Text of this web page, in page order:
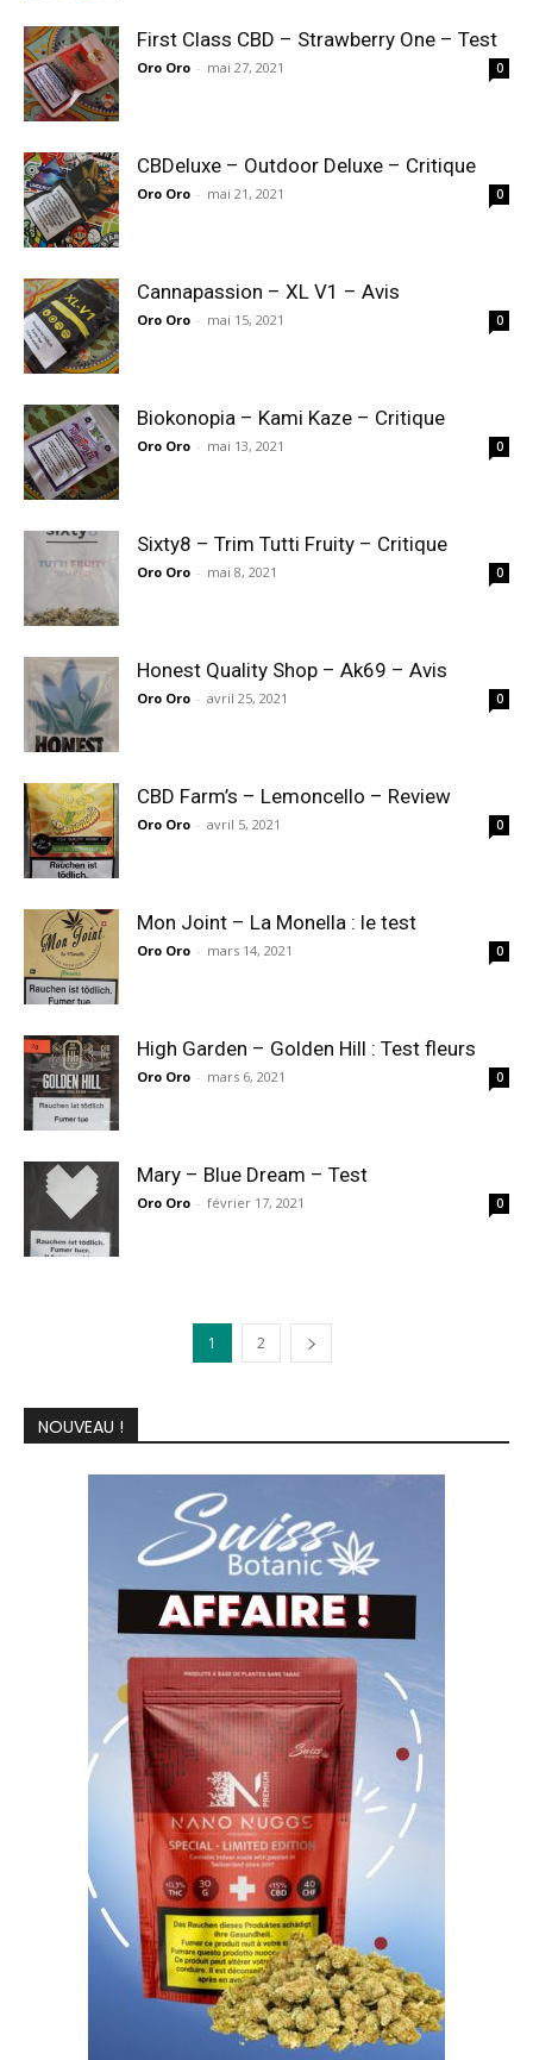
First Class CBD – Strawberry One – Test
Oro Oro - mai 27, 2021 0
CBDeluxe – Outdoor Deluxe – Critique
Oro Oro - mai 21, 2021 0
Cannapassion – XL V1 – Avis
Oro Oro - mai 15, 2021 0
Biokonopia – Kami Kaze – Critique
Oro Oro - mai 13, 2021 0
Sixty8 – Trim Tutti Fruity – Critique
Oro Oro - mai 8, 2021 0
Honest Quality Shop – Ak69 – Avis
Oro Oro - avril 25, 2021 0
CBD Farm’s – Lemoncello – Review
Oro Oro - avril 5, 2021 0
Mon Joint – La Monella : le test
Oro Oro - mars 14, 2021 0
High Garden – Golden Hill : Test fleurs
Oro Oro - mars 6, 2021 0
Mary – Blue Dream – Test
Oro Oro - février 17, 2021 0
1 2
NOUVEAU !